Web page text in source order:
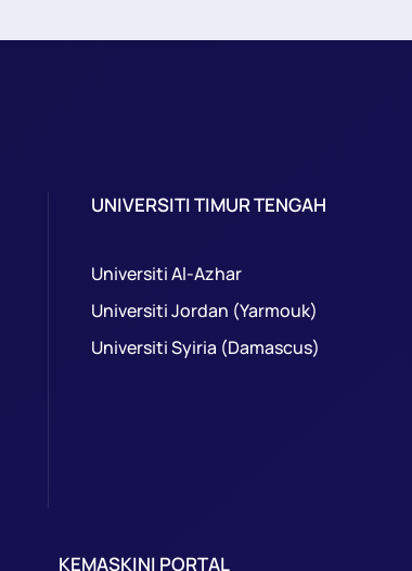
UNIVERSITI TIMUR TENGAH
Universiti Al-Azhar
Universiti Jordan (Yarmouk)
Universiti Syiria (Damascus)
KEMASKINI PORTAL